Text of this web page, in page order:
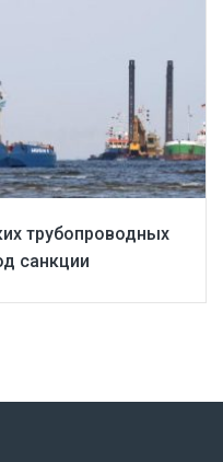
трубопроводных
санкции